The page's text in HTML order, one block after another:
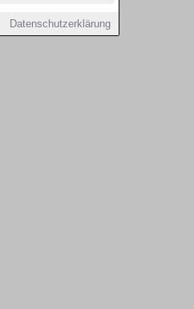
Datenschutzerklärung